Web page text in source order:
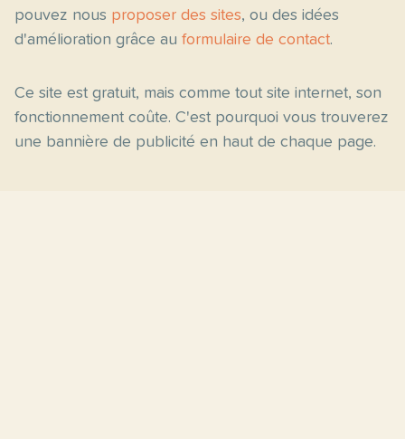
pouvez nous proposer des sites, ou des idées
d'amélioration grâce au formulaire de contact.
Ce site est gratuit, mais comme tout site internet, son
fonctionnement coûte. C'est pourquoi vous trouverez
une bannière de publicité en haut de chaque page.